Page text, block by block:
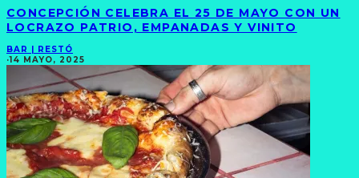
CONCEPCIÓN CELEBRA EL 25 DE MAYO CON UN
LOCRAZO PATRIO, EMPANADAS Y VINITO
BAR | RESTÓ
·14 MAYO, 2025